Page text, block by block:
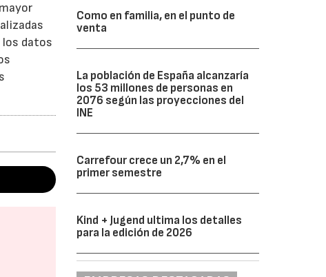
los datos
Como en familia, en el punto de
venta
La población de España alcanzaría
los 53 millones de personas en
2076 según las proyecciones del
INE
Carrefour crece un 2,7% en el
primer semestre
Kind + Jugend ultima los detalles
para la edición de 2026